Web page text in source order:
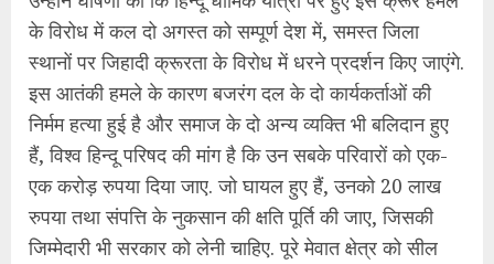
के विरोध में कल दो अगस्त को सम्पूर्ण देश में, समस्त जिला
स्थानों पर जिहादी क्रूरता के विरोध में धरने प्रदर्शन किए जाएंगे.
इस आतंकी हमले के कारण बजरंग दल के दो कार्यकर्ताओं की
निर्मम हत्या हुई है और समाज के दो अन्य व्यक्ति भी बलिदान हुए
हैं, विश्व हिन्दू परिषद की मांग है कि उन सबके परिवारों को एक-
एक करोड़ रुपया दिया जाए. जो घायल हुए हैं, उनको 20 लाख
रुपया तथा संपत्ति के नुकसान की क्षति पूर्ति की जाए, जिसकी
जिम्मेदारी भी सरकार को लेनी चाहिए. पूरे मेवात क्षेत्र को सील